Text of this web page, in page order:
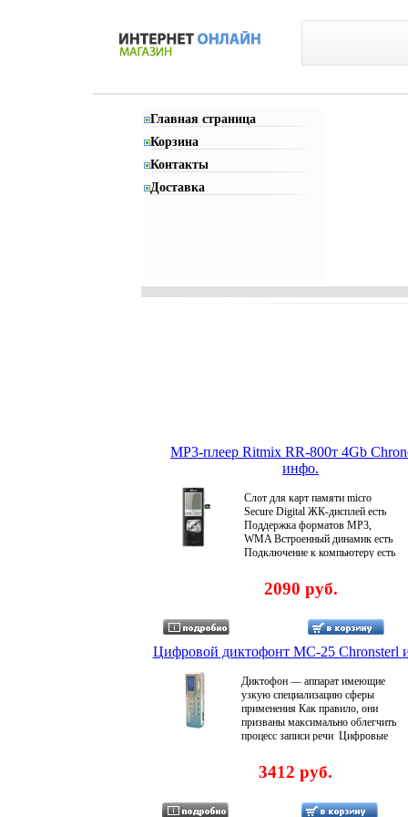
Главная страница
Корзина
Контакты
Доставка
MP3-плеер Ritmix RR-800т 4Gb
инфо.
Слот для карт памяти micro
Secure Digital ЖК-дисплей есть
Поддержка форматов MP3,
WMA Встроенный динамик есть
Подключение к компьютеру есть
микрофонный есть Выход на
наушники есть Функцалвзмия
Изменение чувствительности
микрофона есть Запись с разным
качеством есть Запись по таймеру
есть Максимальное время записи
260:00 ч:м Индикатор заряда
батареи есть Индикатор
оставшегося времени записи есть
Диаметр динамика 28 мм
Дополнительалжппная
информация формат записи -
внешнего и встроенного
микрофона, с телефона Товар
Гарантия 6 месяцев со дня
2090 руб.
Цифровой диктофонт МC-25 Chronsterl
Диктофон — аппарат имеющие
узкую специализацию сферы
применения Как правило, они
призваны максимально облегчить
процесс записи речи Цифровые
являются монополистами в
области цифровой залвзьаписи
имеется во многих цифровых
3412 руб.